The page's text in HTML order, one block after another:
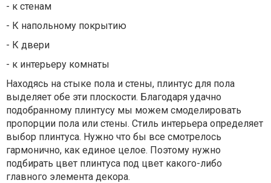
- к стенам
- К напольному покрытию
- К двери
- к интерьеру комнаты
Находясь на стыке пола и стены, плинтус для пола
выделяет обе эти плоскости. Благодаря удачно
подобранному плинтусу мы можем смоделировать
пропорции пола или стены. Стиль интерьера определяет
выбор плинтуса. Нужно что бы все смотрелось
гармонично, как единое целое. Поэтому нужно
подбирать цвет плинтуса под цвет какого-либо
главного элемента декора.